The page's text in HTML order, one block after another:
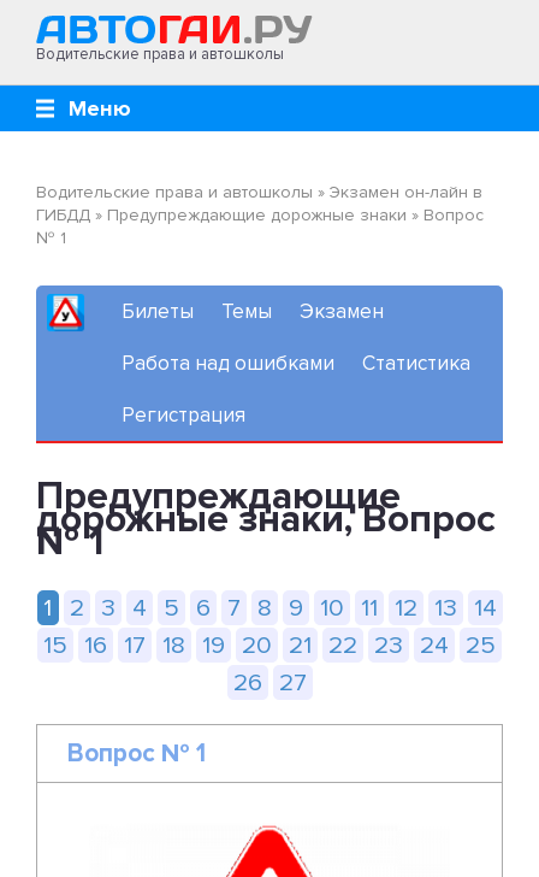
Водительские права и автошколы
Меню
Водительские права и автошколы » Экзамен он-лайн в
ГИБДД » Предупреждающие дорожные знаки » Вопрос
№ 1
Билеты Темы Экзамен
Работа над ошибками Статистика
Регистрация
Предупреждающие
дорожные знаки, Вопрос
№ 1
1 2 3 4 5 6 7 8 9 10 11 12 13
14
15
16 17 18 19 20 21 22 23 24
25
26
27
Вопрос № 1